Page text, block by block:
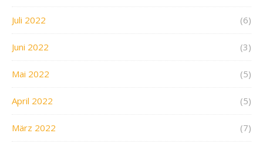
Juli 2022 (6)
Juni 2022 (3)
Mai 2022 (5)
April 2022 (5)
März 2022 (7)